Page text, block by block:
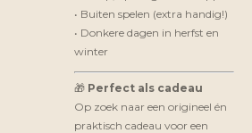
• Buiten spelen (extra handig!)
• Donkere dagen in herfst en
winter
🎁 Perfect als cadeau
Op zoek naar een origineel én
praktisch cadeau voor een